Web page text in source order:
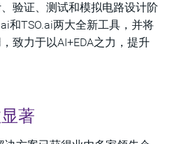
验证、测试和模拟电路设计阶
和TSO.ai两大全新工具，并将
致力于以AI+EDA之力，提升
著